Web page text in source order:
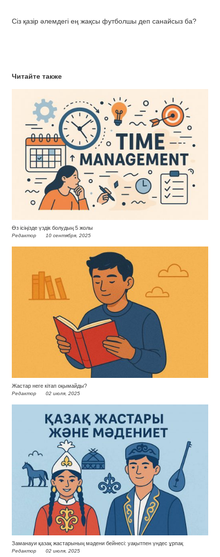
Сіз қазір әлемдегі ең жақсы футболшы деп санайсыз ба?
Читайте также
Өз ісіңізде үздік болудың 5 жолы
Редактор 10 сентября, 2025
Жастар неге кітап оқымайды?
Редактор 02 июля, 2025
Заманауи қазақ жастарының мәдени бейнесі: уақытпен үндес ұрпақ
Редактор 02 июля, 2025